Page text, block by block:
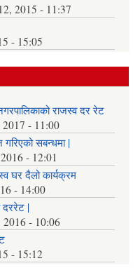
2015 - 11:37
- 15:05
राजस्व दर रेट
2017 - 11:00
सबन्धमा |
- 12:01
घर दैलो कार्यक्रम
- 14:00
|
2016 - 10:06
- 15:12